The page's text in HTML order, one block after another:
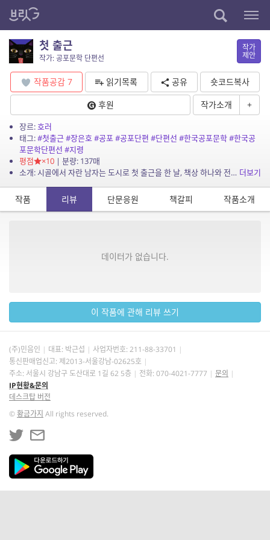
첫 출근
작가: 공포문학 단편선
작가
제안
작품공감 7 읽기목록 공유
숏코드복사
후원
작가소개 +
장르:호러
태그:#첫출근#장은호#공포#공포단편 #단편선 #한국공포문학#한국공
포문학단편선 #지령
평점
×10| 분량: 137매
소개: 시골에서 자란 남자는 도시로 첫 출근을 한 날, 책상 하나와 전화기만 덩그러니 놓여 있는 사무실에 도착한다. 그리고 전화기를 통해 전달된 지시를 반드시 지켜야만 되는 어처구니 없는... 더보기
작품 리뷰 단문응원 책갈피 작품소개
데이터가 없습니다.
이 작품에 관해 리뷰 쓰기
(주)민음인 대표: 박근섭 사업자번호: 211-88-33701
통신판매업신고: 제2013-서울강남-02625호
주소: 서울시 강남구 도산대로 1길 62 5층
전화: 070-4021-7777
문의
IP현황&문의
데스크탑 버전
©황금가지 All rights reserved.